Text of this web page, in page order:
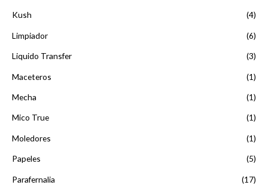
Kush (4)
Limpiador (6)
Liquido Transfer (3)
Maceteros (1)
Mecha (1)
Mico True (1)
Moledores (1)
Papeles (5)
Parafernalia (17)